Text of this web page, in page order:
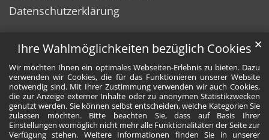
Ihre Wahlmöglichkeiten bezüglich Cookies
Wir möchten Ihnen ein optimales Webseiten-Erlebnis zu bieten. Dazu
verwenden wir Cookies, die für das Funktionieren unserer Website
notwendig sind. Mit Ihrer Zustimmung verwenden wir auch Cookies,
die zur Anzeige externer Inhalte oder zu anonymen Statistikzwecken
genutzt werden. Sie können selbst entscheiden, welche Kategorien Sie
zulassen möchten. Bitte beachten Sie, dass auf Basis Ihrer
Einstellungen womöglich nicht mehr alle Funktionalitäten der Seite zur
Verfügung stehen. Weitere Informationen finden Sie in unserer
✕
Datenschutzerklärung